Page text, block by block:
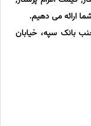
ارائه می دهیم.
بانک سپه، خیابان